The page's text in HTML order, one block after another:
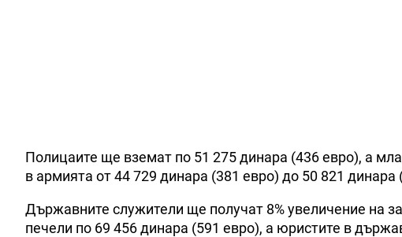
Полицаите ще вземат по 51 275 динара (436 евро), а
в армията от 44 729 динара (381 евро) до 50 821 динара
Държавните служители ще получат 8% увеличение на
печели по 69 456 динара (591 евро), а юристите в